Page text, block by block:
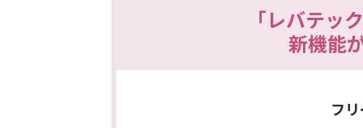
「レバテッ
新機能
フ